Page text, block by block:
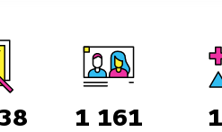
1 161